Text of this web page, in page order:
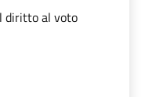
diritto al voto